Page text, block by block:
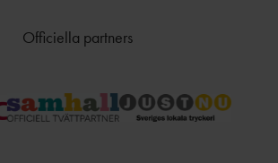
Officiella partners